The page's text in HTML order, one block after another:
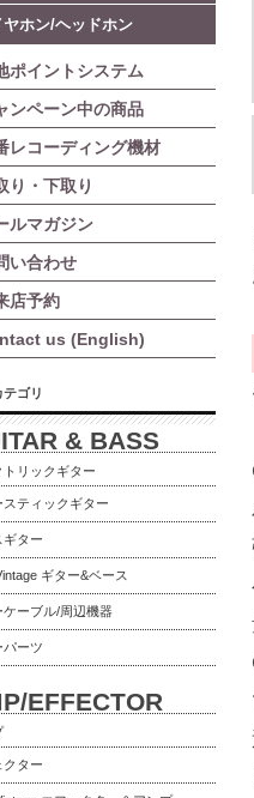
ホン/ヘッドホン
ポイントシステム
ンペーン中の商品
レコーディング機材
り・下取り
ルマガジン
い合わせ
店予約
us (English)
ゴリ
& BASS
トリックギター
スティックギター
ギター
ギター&ベース
ケーブル/周辺機器
パーツ
EFFECTOR
クター